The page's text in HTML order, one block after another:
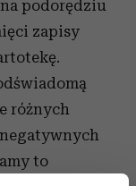
podorędziu
zapisy
różnych
to